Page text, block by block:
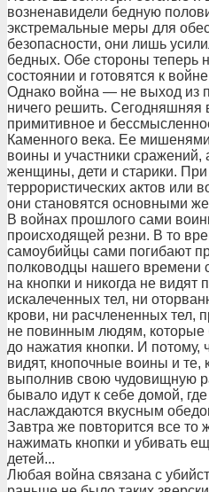
возненавидели бедную
экстремальные меры для
безопасности, они лишь
бедных. Обе стороны теперь
состоянии и готовятся к
Однако война — не выход из
ничего решить.
примитивное и
Каменного века. Ее
воины и участники сражений,
женщины, дети и старики.
террористических актов или
они становятся основными
В войнах прошлого сами
происходящей резни. В то
самоубийцы сами погибают
полководцы нашего времени
на кнопки и никогда не видят
искалеченных тел, ни
крови, ни расчлененных тел,
не повинным людям,
до нажатия кнопки. И потому,
видят, кнопочные воины и те,
выполнив свою чудовищную
бывало идут к себе домой,
наслаждаются вкусным
Завтра же повторится все то
нажимать кнопки и убивать
детей...
Любая война связана с